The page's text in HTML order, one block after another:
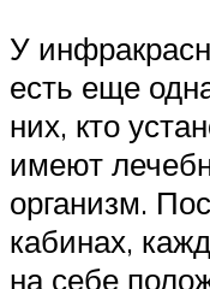
У
есть еще
них, кто
имеют
организм.
кабинах,
на себе